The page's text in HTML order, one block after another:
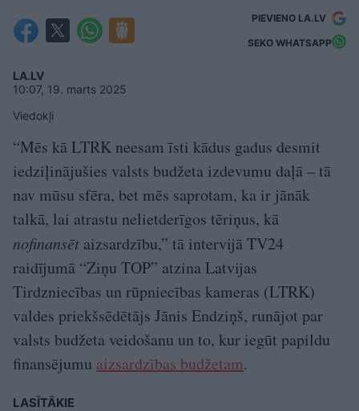
PIEVIENO LA.LV
SEKO WHATSAPP
LA.LV
10:07, 19. marts 2025
Viedokļi
“Mēs kā LTRK neesam īsti kādus gadus desmit
iedziļinājušies valsts budžeta izdevumu daļā – tā
nav mūsu sfēra, bet mēs saprotam, ka ir jānāk
talkā, lai atrastu nelietderīgos tēriņus, kā
nofinansēt aizsardzību,” tā intervijā TV24
raidījumā “Ziņu TOP” atzina Latvijas
Tirdzniecības un rūpniecības kameras (LTRK)
valdes priekšsēdētājs Jānis Endziņš, runājot par
valsts budžeta veidošanu un to, kur iegūt papildu
finansējumu aizsardzības budžetam.
LASĪTĀKIE